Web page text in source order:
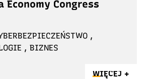
Economy Congress
,
, BIZNES
WIĘCEJ +